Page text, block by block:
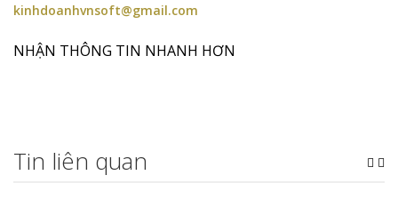
kinhdoanhvnsoft@gmail.com
NHẬN THÔNG TIN NHANH HƠN
Tin liên quan